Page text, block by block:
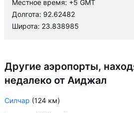
Местное время: +5 GMT
Долгота: 92.62482
Широта: 23.838985
Другие аэропорты,
недалеко от Аиджал
Силчар (124 км)